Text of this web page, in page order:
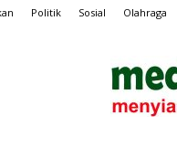
Politik Sosial Olahraga